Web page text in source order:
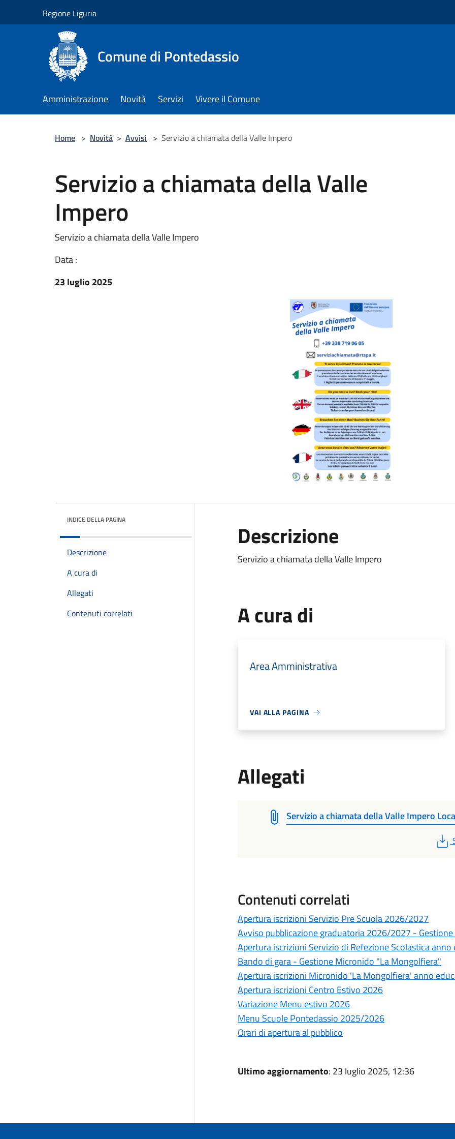
Regione Liguria
Comune di Pontedassio
Amministrazione Novità Servizi Vivere il Comune
Home > Novità > Avvisi > Servizio a chiamata della Valle Impero
Servizio a chiamata della Valle
Impero
Servizio a chiamata della Valle Impero
Data :
23 luglio 2025
INDICE DELLA PAGINA
Descrizione
A cura di
Allegati
Contenuti correlati
Descrizione
Servizio a chiamata della Valle Impero
A cura di
Area Amministrativa
VAI ALLA PAGINA
Allegati
Servizio a chiamata della Valle Impero
Contenuti correlati
Apertura iscrizioni Servizio Pre Scuola 2026/2027
Avviso pubblicazione graduatoria 2026/2027 -
Apertura iscrizioni Servizio di Refezione Scolastica
Bando di gara - Gestione Micronido "La Mongolfiera"
Apertura iscrizioni Micronido 'La Mongolfiera' anno
Apertura iscrizioni Centro Estivo 2026
Variazione Menu estivo 2026
Menu Scuole Pontedassio 2025/2026
Orari di apertura al pubblico
Ultimo aggiornamento: 23 luglio 2025, 12:36